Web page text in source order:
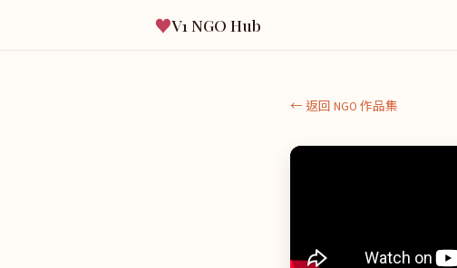
♥V1 NGO Hub
← 返回 NGO 作品集